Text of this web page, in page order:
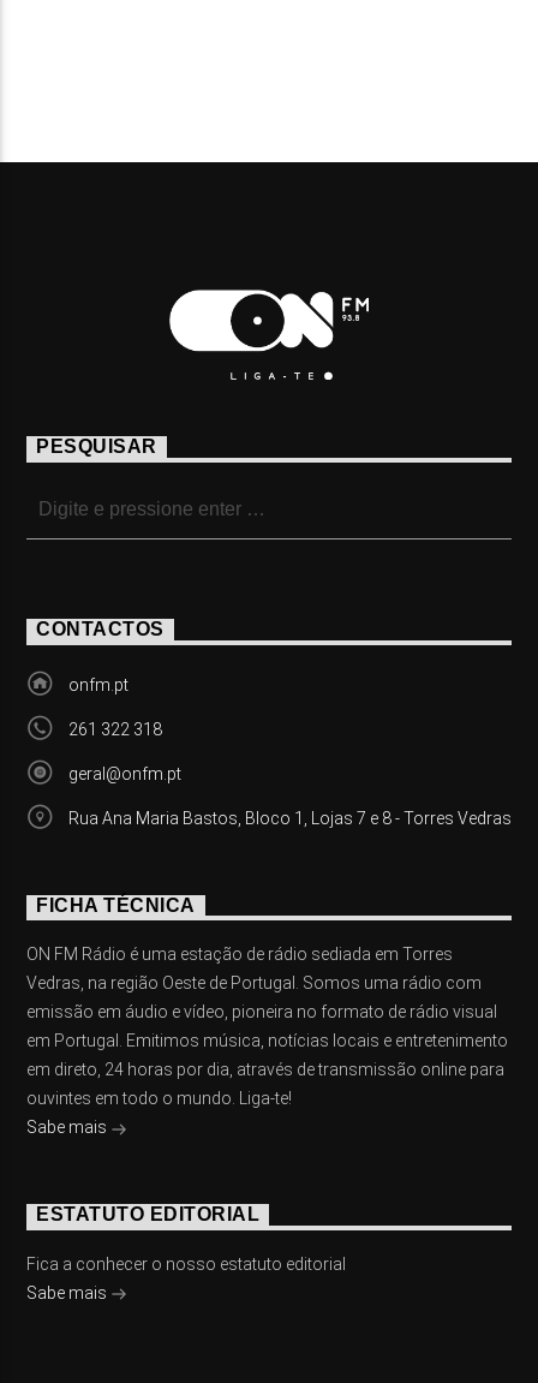
PESQUISAR
CONTACTOS
onfm.pt
261 322 318
geral@onfm.pt
Rua Ana Maria Bastos, Bloco 1, Lojas 7 e 8 - Torres Vedras
FICHA TÉCNICA
ON FM Rádio é uma estação de rádio sediada em Torres
Vedras, na região Oeste de Portugal. Somos uma rádio com
emissão em áudio e vídeo, pioneira no formato de rádio visual
em Portugal. Emitimos música, notícias locais e entretenimento
em direto, 24 horas por dia, através de transmissão online para
ouvintes em todo o mundo. Liga-te!
Sabe mais
ESTATUTO EDITORIAL
Fica a conhecer o nosso estatuto editorial
Sabe mais